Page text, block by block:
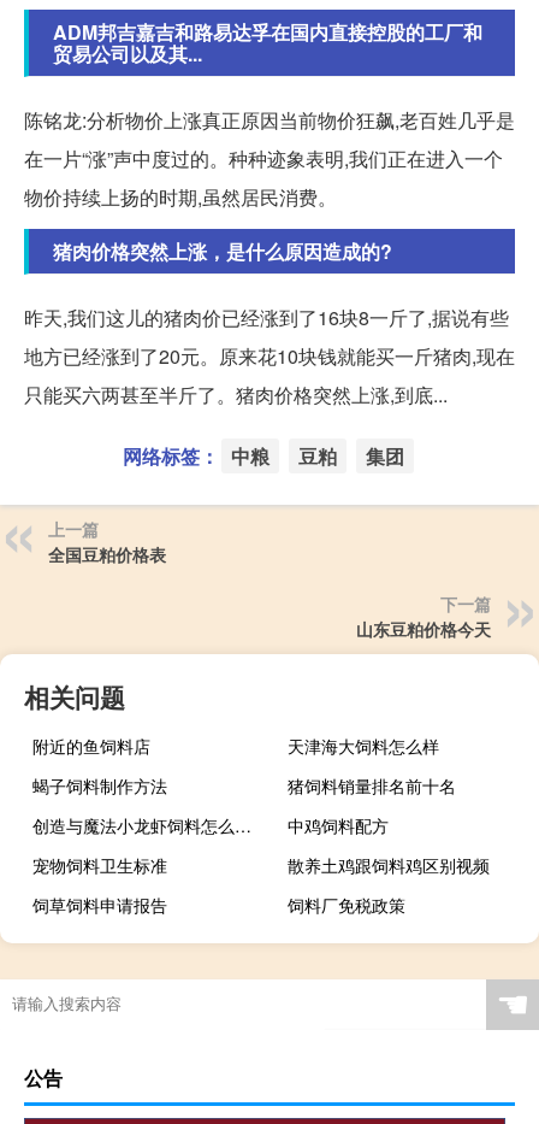
ADM邦吉嘉吉和路易达孚在国内直接控股的工厂和
贸易公司以及其...
陈铭龙:分析物价上涨真正原因当前物价狂飙,老百姓几乎是
在一片“涨”声中度过的。种种迹象表明,我们正在进入一个
物价持续上扬的时期,虽然居民消费。
猪肉价格突然上涨，是什么原因造成的?
昨天,我们这儿的猪肉价已经涨到了16块8一斤了,据说有些
地方已经涨到了20元。原来花10块钱就能买一斤猪肉,现在
只能买六两甚至半斤了。猪肉价格突然上涨,到底...
网络标签： 中粮 豆粕 集团
上一篇
全国豆粕价格表
下一篇
山东豆粕价格今天
相关问题
附近的鱼饲料店
天津海大饲料怎么样
蝎子饲料制作方法
猪饲料销量排名前十名
创造与魔法小龙虾饲料怎么制作
中鸡饲料配方
宠物饲料卫生标准
散养土鸡跟饲料鸡区别视频
饲草饲料申请报告
饲料厂免税政策
☚
公告